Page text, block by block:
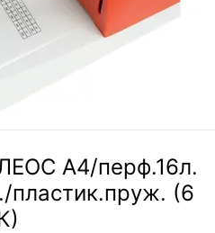
A4/перф.16л.
пластик.пруж. (6